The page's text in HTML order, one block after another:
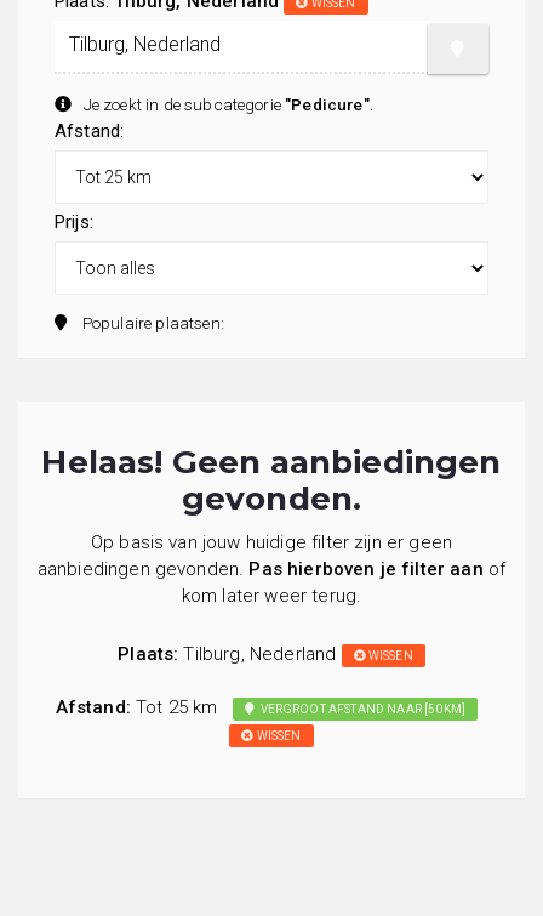
Je zoekt in de subcategorie "Pedicure".
Afstand:
Prijs:
Populaire plaatsen:
Helaas! Geen aanbiedingen
gevonden.
Op basis van jouw huidige filter zijn er geen
aanbiedingen gevonden. Pas hierboven je filter aan of
kom later weer terug.
Plaats:Tilburg, Nederland WISSEN
Afstand: Tot 25 km
VERGROOT AFSTAND NAAR [50KM]
WISSEN